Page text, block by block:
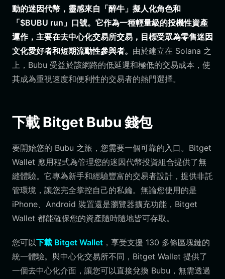
動的迷因代幣，靈感來自「醉牛」擬人化角色和
「$BUBU run」口號。它作為一種輕量級的投機性資產
運作，主要在去中心化交易所交易，目標受眾為零售迷因
文化愛好者和短期流動性參與者。 由於建立在 Solana 之
上，Bubu 受益於該網路的低延遲和極低的交易成本，使
其成為重視速度和便利性的交易者的熱門選擇。
下載 Bitget Bubu 錢包
要開始您的 Bubu 之旅，您需要一個可靠的入口。Bitget
Wallet 應用程式為管理您的迷因代幣投資組合提供了無
縫體驗。它專為新手和經驗豐富的交易者設計，提供非託
管環境，讓您完全掌控自己的私鑰。無論您使用的是
iPhone、Android 裝置還是瀏覽器擴充功能，Bitget
Wallet 都能確保您的資產隨時隨地皆可存取。
您可以下載 Bitget Wallet ，享受支援 130 多條區塊鏈的
統一體驗。與中心化交易所不同，Bitget Wallet 提供了
一個去中心化介面，讓您可以直接兌換 Bubu，無需透過